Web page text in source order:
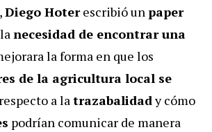
Diego Hoterescribió unpaper
necesidad de encontrar una
la forma en que los
de la agricultura local se
respecto a latrazabalidady cómo
podrían comunicar de manera